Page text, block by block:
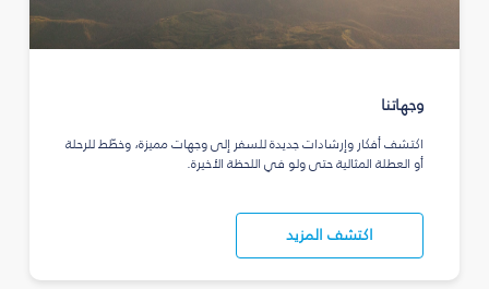
وجهاتنا
اكتشف أفكار وإرشادات جديدة للسفر إلى وجهات مميزة، وخطّط للرحلة
أو العطلة المثالية حتى ولو في اللحظة الأخيرة.
اكتشف المزيد